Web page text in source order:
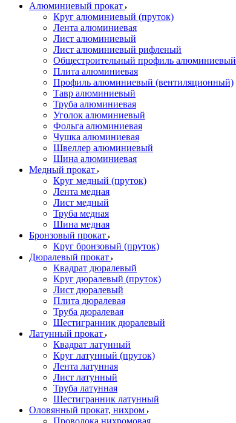
Алюминиевый прокат
Круг алюминиевый (пруток)
Лента алюминиевая
Лист алюминиевый
Лист алюминиевый рифленый
Общестроительный профиль алюминиевый
Плита алюминиевая
Профиль алюминиевый (вентиляционный)
Тавр алюминиевый
Труба алюминиевая
Уголок алюминиевый
Фольга алюминиевая
Чушка алюминиевая
Швеллер алюминиевый
Шина алюминиевая
Медный прокат
Круг медный (пруток)
Лента медная
Лист медный
Труба медная
Шина медная
Бронзовый прокат
Круг бронзовый (пруток)
Дюралевый прокат
Квадрат дюралевый
Круг дюралевый (пруток)
Лист дюралевый
Плита дюралевая
Труба дюралевая
Шестигранник дюралевый
Латунный прокат
Квадрат латунный
Круг латунный (пруток)
Лента латунная
Лист латунный
Труба латунная
Шестигранник латунный
Оловянный прокат, нихром
Проволока нихромовая